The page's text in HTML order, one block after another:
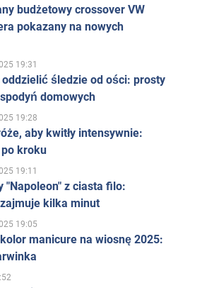
budżetowy crossover VW
pokazany na nowych
19:31
śledzie od ości: prosty
domowych
19:28
aby kwitły intensywnie:
kroku
19:11
"Napoleon" z ciasta filo:
kilka minut
19:05
manicure na wiosnę 2025: